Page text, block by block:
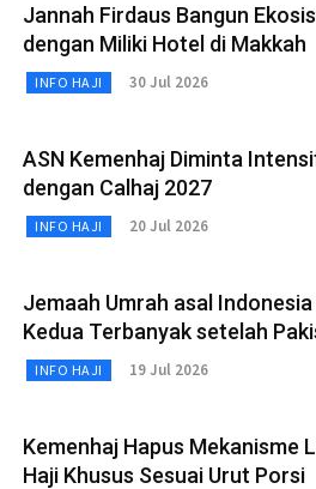
Jannah Firdaus Bangun
dengan Miliki Hotel di Makkah
INFO HAJI 30 Jul 2026
ASN Kemenhaj Diminta
dengan Calhaj 2027
INFO HAJI 20 Jul 2026
Jemaah Umrah asal
Kedua Terbanyak setelah
INFO HAJI 19 Jul 2026
Kemenhaj Hapus Mekanisme
Haji Khusus Sesuai Urut Porsi